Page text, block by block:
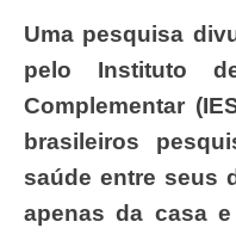
Uma pesquisa divulgada há duas semanas
pelo Instituto
Complementar
brasileiros
saúde entre seus
apenas da casa